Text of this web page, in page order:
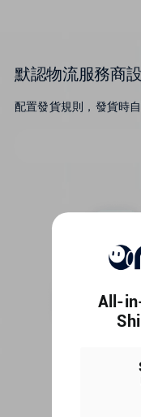
默認物流服務商
配置發貨規則，發貨時
All-